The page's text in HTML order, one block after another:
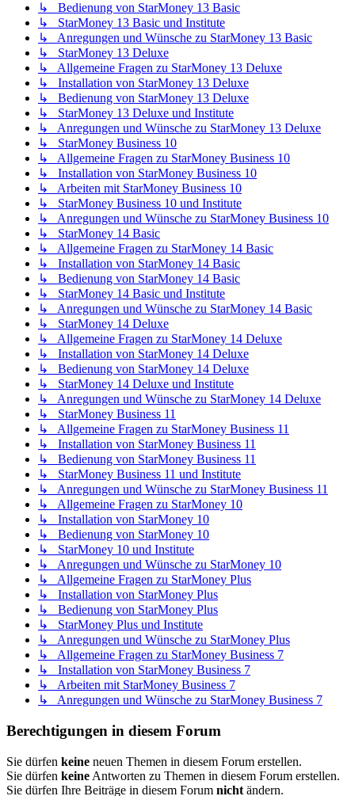
↳ Bedienung von StarMoney 13 Basic
↳ StarMoney 13 Basic und Institute
↳ Anregungen und Wünsche zu StarMoney 13 Basic
↳ StarMoney 13 Deluxe
↳ Allgemeine Fragen zu StarMoney 13 Deluxe
↳ Installation von StarMoney 13 Deluxe
↳ Bedienung von StarMoney 13 Deluxe
↳ StarMoney 13 Deluxe und Institute
↳ Anregungen und Wünsche zu StarMoney 13 Deluxe
↳ StarMoney Business 10
↳ Allgemeine Fragen zu StarMoney Business 10
↳ Installation von StarMoney Business 10
↳ Arbeiten mit StarMoney Business 10
↳ StarMoney Business 10 und Institute
↳ Anregungen und Wünsche zu StarMoney Business 10
↳ StarMoney 14 Basic
↳ Allgemeine Fragen zu StarMoney 14 Basic
↳ Installation von StarMoney 14 Basic
↳ Bedienung von StarMoney 14 Basic
↳ StarMoney 14 Basic und Institute
↳ Anregungen und Wünsche zu StarMoney 14 Basic
↳ StarMoney 14 Deluxe
↳ Allgemeine Fragen zu StarMoney 14 Deluxe
↳ Installation von StarMoney 14 Deluxe
↳ Bedienung von StarMoney 14 Deluxe
↳ StarMoney 14 Deluxe und Institute
↳ Anregungen und Wünsche zu StarMoney 14 Deluxe
↳ StarMoney Business 11
↳ Allgemeine Fragen zu StarMoney Business 11
↳ Installation von StarMoney Business 11
↳ Bedienung von StarMoney Business 11
↳ StarMoney Business 11 und Institute
↳ Anregungen und Wünsche zu StarMoney Business 11
↳ Allgemeine Fragen zu StarMoney 10
↳ Installation von StarMoney 10
↳ Bedienung von StarMoney 10
↳ StarMoney 10 und Institute
↳ Anregungen und Wünsche zu StarMoney 10
↳ Allgemeine Fragen zu StarMoney Plus
↳ Installation von StarMoney Plus
↳ Bedienung von StarMoney Plus
↳ StarMoney Plus und Institute
↳ Anregungen und Wünsche zu StarMoney Plus
↳ Allgemeine Fragen zu StarMoney Business 7
↳ Installation von StarMoney Business 7
↳ Arbeiten mit StarMoney Business 7
↳ Anregungen und Wünsche zu StarMoney Business 7
Berechtigungen in diesem Forum
Sie dürfen keine neuen Themen in diesem Forum erstellen.
Sie dürfen keine Antworten zu Themen in diesem Forum erstellen.
Sie dürfen Ihre Beiträge in diesem Forum nicht ändern.